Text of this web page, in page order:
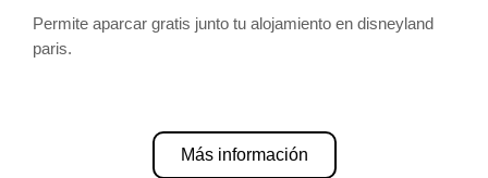
Permite aparcar gratis junto tu alojamiento en disneyland
paris.
Más información